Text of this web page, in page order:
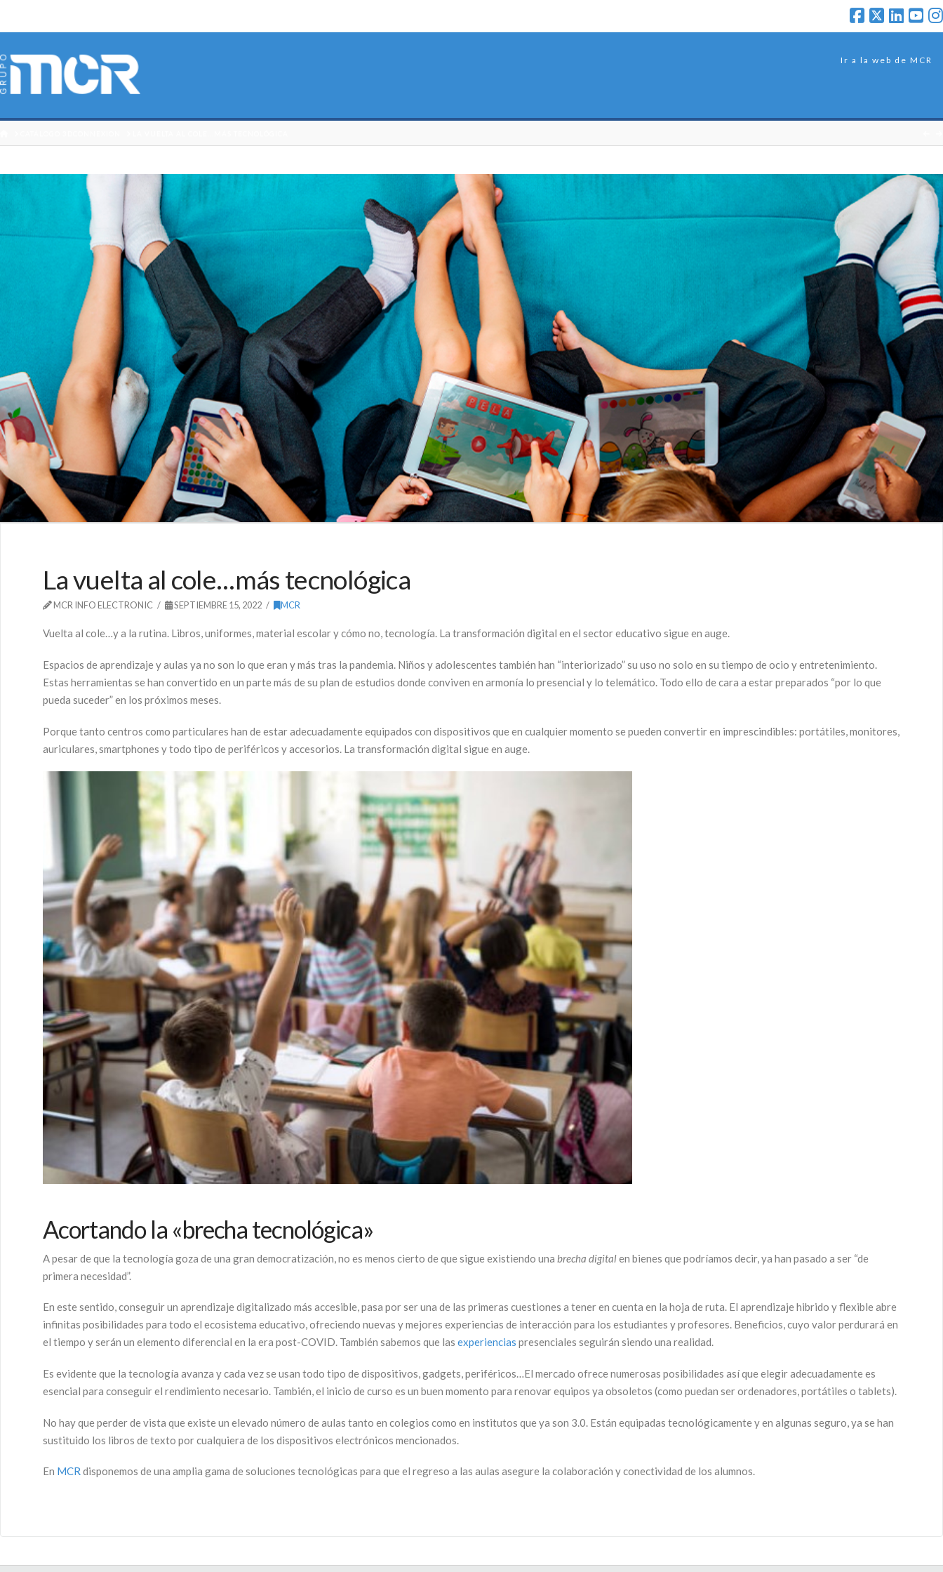
Ir a la web de MCR
La vuelta al cole…más tecnológica
MCR INFO ELECTRONIC SEPTIEMBRE 15, 2022 MCR
Vuelta al cole…y a la rutina. Libros, uniformes, material escolar y cómo no, tecnología. La transformación digital en el sector educativo sigue en auge.
Espacios de aprendizaje y aulas ya no son lo que eran y más tras la pandemia. Niños y adolescentes también han “interiorizado” su uso no solo en su tiempo de ocio y entretenimiento.
Estas herramientas se han convertido en un parte más de su plan de estudios donde conviven en armonía lo presencial y lo telemático. Todo ello de cara a estar preparados “por lo que
pueda suceder” en los próximos meses.
Porque tanto centros como particulares han de estar adecuadamente equipados con dispositivos que en cualquier momento se pueden convertir en imprescindibles: portátiles, monitores,
auriculares, smartphones y todo tipo de periféricos y accesorios. La transformación digital sigue en auge.
Acortando la «brecha tecnológica»
A pesar de que la tecnología goza de una gran democratización, no es menos cierto de que sigue existiendo una brecha digitalen bienes que podríamos decir, ya han pasado a ser “de
primera necesidad”.
En este sentido, conseguir un aprendizaje digitalizado más accesible, pasa por ser una de las primeras cuestiones a tener en cuenta en la hoja de ruta. El aprendizaje hibrido y flexible abre
infinitas posibilidades para todo el ecosistema educativo, ofreciendo nuevas y mejores experiencias de interacción para los estudiantes y profesores. Beneficios, cuyo valor perdurará en
el tiempo y serán un elemento diferencial en la era post-COVID. También sabemos que las experiencias presenciales seguirán siendo una realidad.
Es evidente que la tecnología avanza y cada vez se usan todo tipo de dispositivos, gadgets, periféricos…El mercado ofrece numerosas posibilidades así que elegir adecuadamente es
esencial para conseguir el rendimiento necesario. También, el inicio de curso es un buen momento para renovar equipos ya obsoletos (como puedan ser ordenadores, portátiles o tablets).
No hay que perder de vista que existe un elevado número de aulas tanto en colegios como en institutos que ya son 3.0. Están equipadas tecnológicamente y en algunas seguro, ya se han
sustituido los libros de texto por cualquiera de los dispositivos electrónicos mencionados.
En MCR disponemos de una amplia gama de soluciones tecnológicas para que el regreso a las aulas asegure la colaboración y conectividad de los alumnos.